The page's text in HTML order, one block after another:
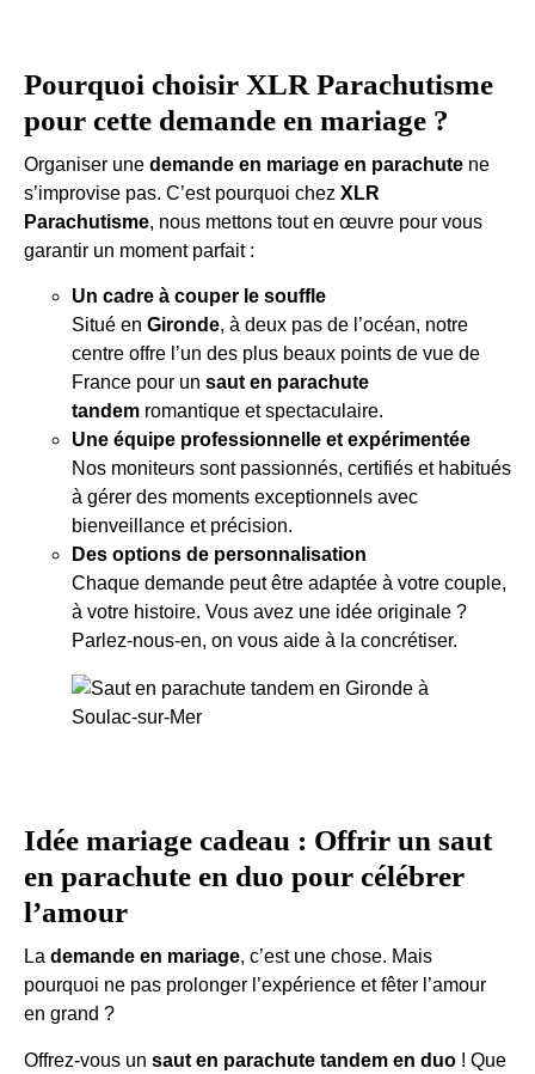
Pourquoi choisir XLR Parachutisme
pour cette demande en mariage ?
Organiser une demande en mariage en parachute ne
s’improvise pas. C’est pourquoi chez XLR
Parachutisme, nous mettons tout en œuvre pour vous
garantir un moment parfait :
Un cadre à couper le souffle
Situé en Gironde, à deux pas de l’océan, notre
centre offre l’un des plus beaux points de vue de
France pour un saut en parachute
tandem romantique et spectaculaire.
Une équipe professionnelle et expérimentée
Nos moniteurs sont passionnés, certifiés et habitués
à gérer des moments exceptionnels avec
bienveillance et précision.
Des options de personnalisation
Chaque demande peut être adaptée à votre couple,
à votre histoire. Vous avez une idée originale ?
Parlez-nous-en, on vous aide à la concrétiser.
Idée mariage cadeau : Offrir un saut
en parachute en duo pour célébrer
l’amour
La demande en mariage, c’est une chose. Mais
pourquoi ne pas prolonger l’expérience et fêter l’amour
en grand ?
Offrez-vous un saut en parachute tandem en duo ! Que